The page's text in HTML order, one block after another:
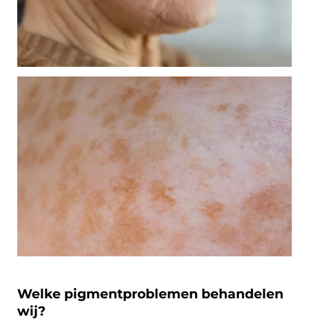
Welke pigmentproblemen behandelen
wij?